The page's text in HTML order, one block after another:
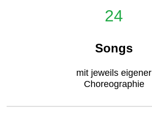
24
Songs
mit jeweils eigener
Choreographie